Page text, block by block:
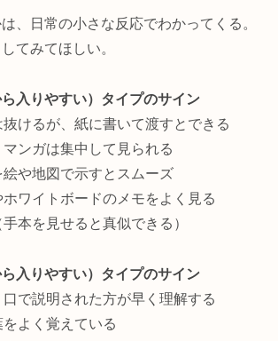
、日常の小さな反応でわかってくる。
てみてほしい。
入りやすい）タイプのサイン
けるが、紙に書いて渡すとできる
ンガは集中して見られる
絵や地図で示すとスムーズ
ワイトボードのメモをよく見る
本を見せると真似できる）
入りやすい）タイプのサイン
で説明された方が早く理解する
よく覚えている